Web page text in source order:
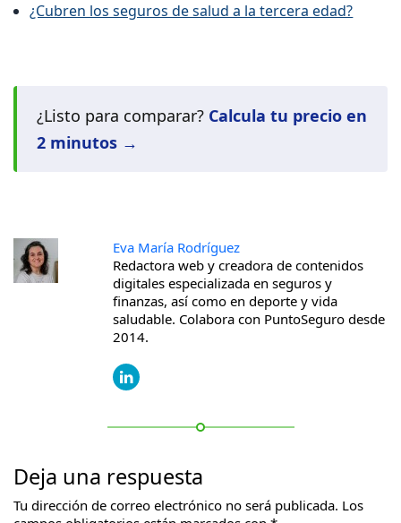
¿Cubren los seguros de salud a la tercera edad?
¿Listo para comparar? Calcula tu precio en
2 minutos →
Eva María Rodríguez
Redactora web y creadora de contenidos
digitales especializada en seguros y
finanzas, así como en deporte y vida
saludable. Colabora con PuntoSeguro desde
2014.
Deja una respuesta
Tu dirección de correo electrónico no será publicada. Los